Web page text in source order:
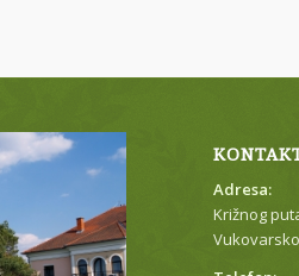
Adresa:
Križnog